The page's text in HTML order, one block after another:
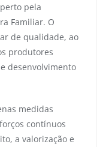
pela
Familiar. O
de qualidade, ao
produtores
desenvolvimento
medidas
contínuos
a valorização e